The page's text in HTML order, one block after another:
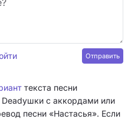
текста песни
Deadушки с аккордами или
песни «Настасья». Если